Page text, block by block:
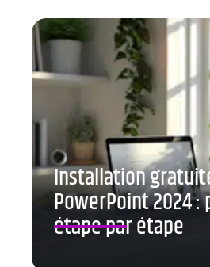
Installation
PowerPoint 2024
étape par étape